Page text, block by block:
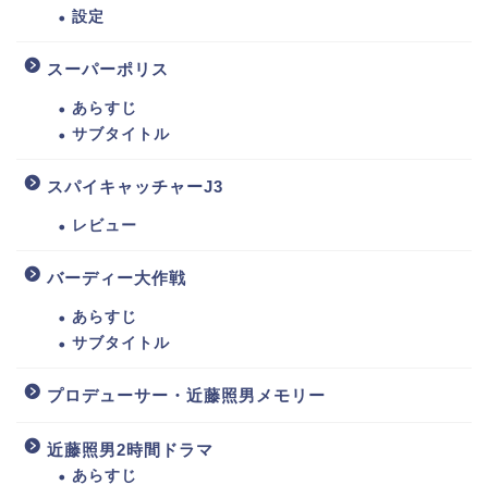
設定
スーパーポリス
あらすじ
サブタイトル
スパイキャッチャーJ3
レビュー
バーディー大作戦
あらすじ
サブタイトル
プロデューサー・近藤照男メモリー
近藤照男2時間ドラマ
あらすじ